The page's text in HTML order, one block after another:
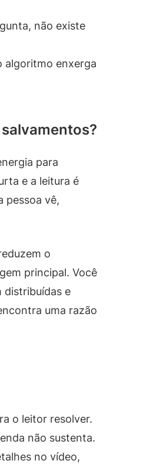
não existe
algoritmo enxerga
para
e a leitura é
pessoa vê,
o
principal. Você
distribuídas e
uma razão
o leitor resolver.
não sustenta.
no vídeo,